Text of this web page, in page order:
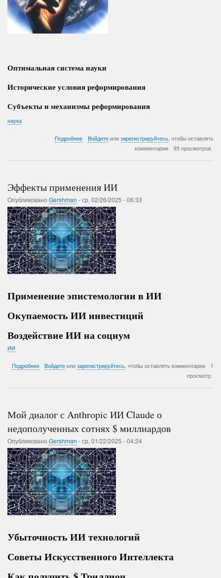
Оптимальная система науки
Исторические условия реформирования
Субъекты и механизмы реформирования
наука
Подробнее
науки
Войдите или зарегистрируйтесь , чтобы оставлять
комментарии
95 просмотров
Эффекты применения ИИ
Опубликовано Gershman -ср, 02/26/2025 - 06:33
Применение эпистемологии в ИИ
Окупаемость ИИ инвестиций
Воздействие ИИ на социум
ИИ
Подробнеео
ИИ
Войдите илизарегистрируйтесь , чтобы оставлять комментарии
1
просмотр
Мой диалог с Anthropic ИИ Claude о
недополученных сотнях $ миллиардов
Опубликовано Gershman -ср, 01/22/2025 - 04:24
Убыточность ИИ технологий
Советы Искусственного Интеллекта